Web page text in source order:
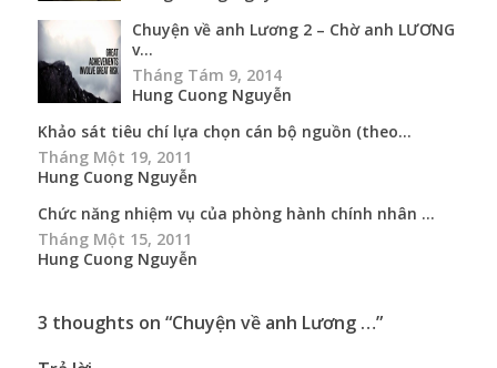
Chuyện về anh Lương 2 – Chờ anh LƯƠNG
v...
Tháng Tám 9, 2014
Hung Cuong Nguyễn
Khảo sát tiêu chí lựa chọn cán bộ nguồn (theo...
Tháng Một 19, 2011
Hung Cuong Nguyễn
Chức năng nhiệm vụ của phòng hành chính nhân ...
Tháng Một 15, 2011
Hung Cuong Nguyễn
3 thoughts on “Chuyện về anh Lương …”